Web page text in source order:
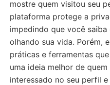
mostre quem visitou seu
plataforma protege a
impedindo que você
olhando sua vida. Porém,
práticas e ferramentas
uma ideia melhor de
interessado no seu perfil